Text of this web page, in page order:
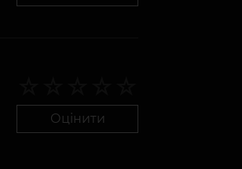
Оцінити